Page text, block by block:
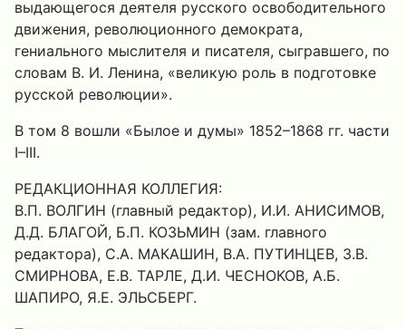
выдающегося деятеля русского освободительного
движения, революционного демократа,
гениального мыслителя и писателя, сыгравшего, по
словам В. И. Ленина, «великую роль в подготовке
русской революции».
В том 8 вошли «Былое и думы» 1852–1868 гг. части
I–III.
РЕДАКЦИОННАЯ КОЛЛЕГИЯ:
В.П. ВОЛГИН (главный редактор), И.И. АНИСИМОВ,
Д.Д. БЛАГОЙ, Б.П. КОЗЬМИН (зам. главного
редактора), С.А. МАКАШИН, В.А. ПУТИНЦЕВ, З.В.
СМИРНОВА, Е.В. ТАРЛЕ, Д.И. ЧЕСНОКОВ, А.Б.
ШАПИРО, Я.Е. ЭЛЬСБЕРГ.